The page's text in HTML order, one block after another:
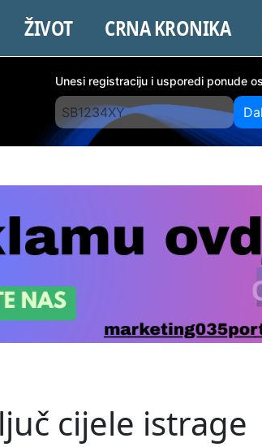
ŽIVOT CRNA KRONIKA
Unesi registraciju i usporedi ponude
cijele istrage